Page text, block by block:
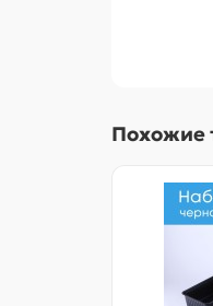
Похожие